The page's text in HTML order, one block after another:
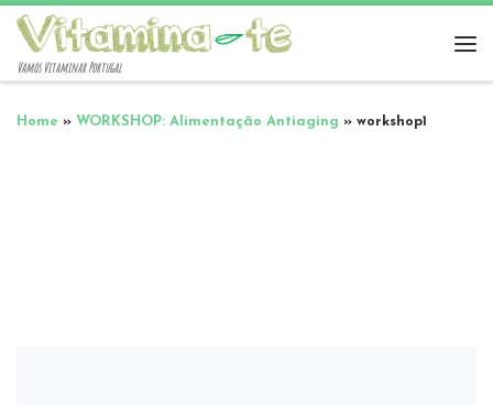
Vamos Vitaminar Portugal
Home » WORKSHOP: Alimentação Antiaging » workshop1